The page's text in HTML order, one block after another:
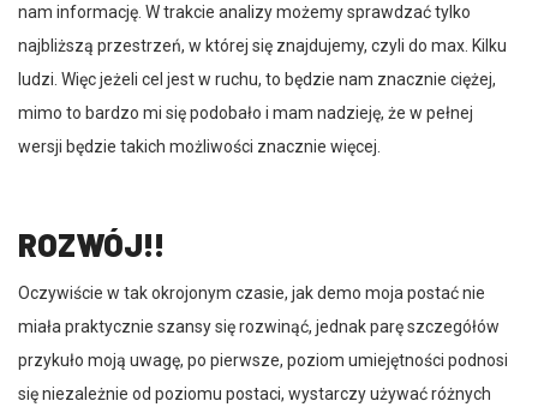
nam informację. W trakcie analizy możemy sprawdzać tylko
najbliższą przestrzeń, w której się znajdujemy, czyli do max. Kilku
ludzi. Więc jeżeli cel jest w ruchu, to będzie nam znacznie ciężej,
mimo to bardzo mi się podobało i mam nadzieję, że w pełnej
wersji będzie takich możliwości znacznie więcej.
ROZWÓJ!!
Oczywiście w tak okrojonym czasie, jak demo moja postać nie
miała praktycznie szansy się rozwinąć, jednak parę szczegółów
przykuło moją uwagę, po pierwsze, poziom umiejętności podnosi
się niezależnie od poziomu postaci, wystarczy używać różnych